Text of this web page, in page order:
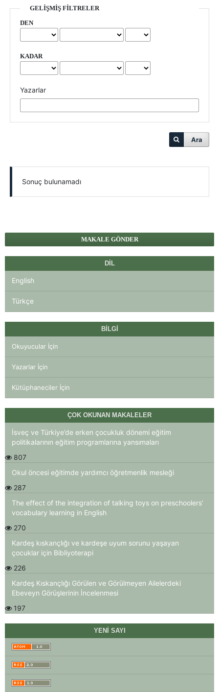
GELIŞMIŞ FILTRELER
DEN
KADAR
Yazarlar
Ara
Sonuç bulunamadı
MAKALE GÖNDER
DIL
English
Türkçe
BILGI
Okuyucular İçin
Yazarlar İçin
Kütüphaneciler İçin
ÇOK OKUNAN MAKALELER
İsveç ve Türkiye’de erken çocukluk dönemi eğitim
politikalarının eğitim programlarına yansımaları
807
Okul öncesi eğitimde yardımcı öğretmenlik mesleği
287
The effect of the integration of talking toys on preschoolers’
vocabulary learning in English
270
Kardeş kıskançlığı ve kardeşe uyum sorunu yaşayan
çocuklar için Bibliyoterapi
226
Kardeş Kıskançlığı Görülen ve Görülmeyen Ailelerdeki
Ebeveyn Görüşlerinin İncelenmesi
197
YENI SAYI